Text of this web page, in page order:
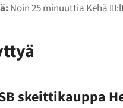
Noin 25 minuuttia Kehä
skeittikauppa